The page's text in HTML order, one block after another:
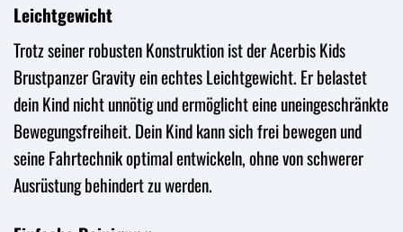
Leichtgewicht
Trotz seiner robusten Konstruktion ist der Acerbis Kids
Brustpanzer Gravity ein echtes Leichtgewicht. Er belastet
dein Kind nicht unnötig und ermöglicht eine uneingeschränkte
Bewegungsfreiheit. Dein Kind kann sich frei bewegen und
seine Fahrtechnik optimal entwickeln, ohne von schwerer
Ausrüstung behindert zu werden.